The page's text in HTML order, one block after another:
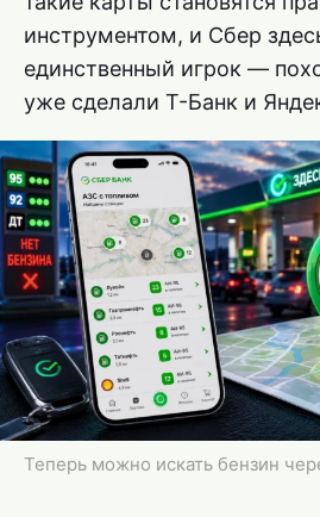
инструментом, и Сбер
единственный игрок —
уже сделали Т-Банк и
Теперь можно искать бензин